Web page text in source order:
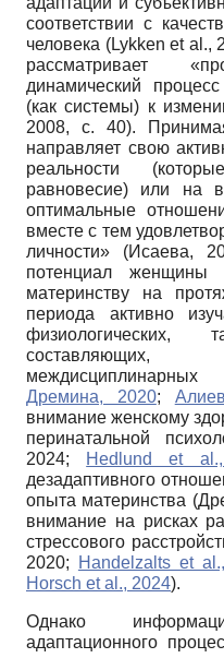
соответствии с
человека (Lykken et al.,
рассматривает
динамический
(как системы) к
2008, с. 40).
направляет свою
реальности
равновесие) или на
оптимальные
вместе с тем
личности» (Исаева,
потенциал женщины
материнству на
периода активно
физиологических,
составляющих,
междисциплинарных
Дремина, 2020;
внимание женскому
перинатальной
2024;
Hedlund et
дезадаптивного
опыта материнства
внимание на рисках
стрессового
2020;
Handelzalts et
Horsch et al., 2024).
Однако
адаптационного